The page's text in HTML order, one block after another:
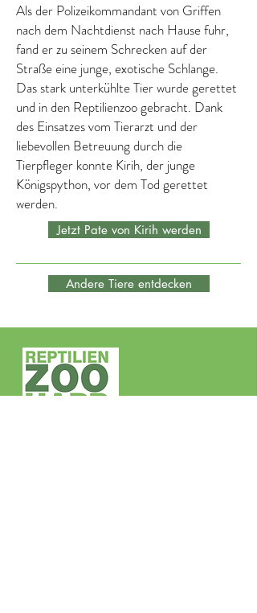
Als der Polizeikommandant von Griffen
nach dem Nachtdienst nach Hause fuhr,
fand er zu seinem Schrecken auf der
Straße eine junge, exotische Schlange.
Das stark unterkühlte Tier wurde gerettet
und in den Reptilienzoo gebracht. Dank
des Einsatzes vom Tierarzt und der
liebevollen Betreuung durch die
Tierpfleger konnte Kirih, der junge
Königspython, vor dem Tod gerettet
werden.
Jetzt Pate von Kirih werden
Andere Tiere entdecken